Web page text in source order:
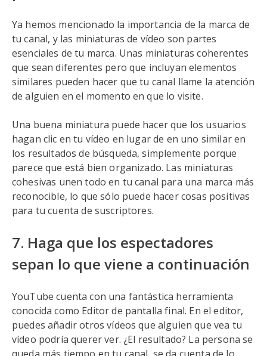
Ya hemos mencionado la importancia de la marca de
tu canal, y las miniaturas de vídeo son partes
esenciales de tu marca. Unas miniaturas coherentes
que sean diferentes pero que incluyan elementos
similares pueden hacer que tu canal llame la atención
de alguien en el momento en que lo visite.
Una buena miniatura puede hacer que los usuarios
hagan clic en tu vídeo en lugar de en uno similar en
los resultados de búsqueda, simplemente porque
parece que está bien organizado. Las miniaturas
cohesivas unen todo en tu canal para una marca más
reconocible, lo que sólo puede hacer cosas positivas
para tu cuenta de suscriptores.
7. Haga que los espectadores
sepan lo que viene a continuación
YouTube cuenta con una fantástica herramienta
conocida como Editor de pantalla final. En el editor,
puedes añadir otros vídeos que alguien que vea tu
vídeo podría querer ver. ¿El resultado? La persona se